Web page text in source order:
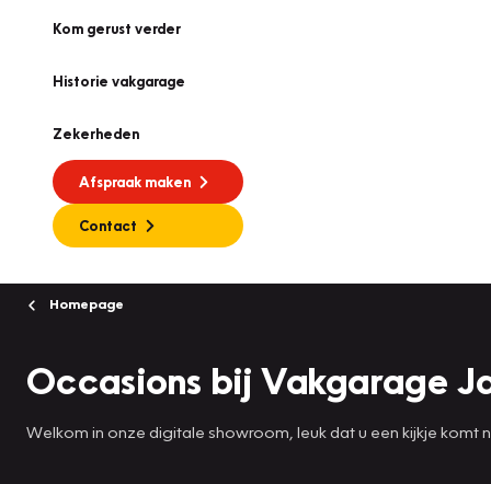
Kom gerust verder
Historie vakgarage
Zekerheden
Afspraak maken
Contact
Homepage
Occasions bij Vakgarage
Welkom in onze digitale showroom, leuk dat u een kijkje komt